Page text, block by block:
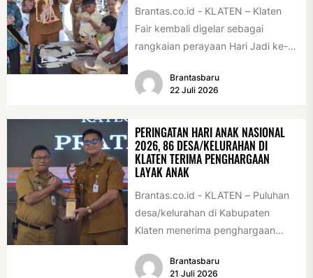
Brantas.co.id - KLATEN – Klaten
Fair kembali digelar sebagai
rangkaian perayaan Hari Jadi ke-
Acara ini digelar...
Brantasbaru
22 Juli 2026
PERINGATAN HARI ANAK NASIONAL
2026, 86 DESA/KELURAHAN DI
KLATEN TERIMA PENGHARGAAN
LAYAK ANAK
Brantas.co.id - KLATEN – Puluhan
desa/kelurahan di Kabupaten
Klaten menerima penghargaan
2026. Penghargaan tersebut
Brantasbaru
21 Juli 2026